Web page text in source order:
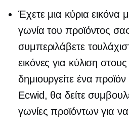
Έχετε μια κύρια εικόνα
γωνία του προϊόντος
συμπεριλάβετε
εικόνες για κύλιση
δημιουργείτε ένα
Ecwid, θα δείτε
γωνίες προϊόντων για